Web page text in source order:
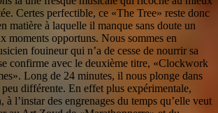
Certes perfectible, ce «The Tree» reste donc
matière à laquelle il manque sans doute un
moments opportuns. Nous sommes en
fouineur qui n’a de cesse de nourrir sa
confirme avec le deuxième titre, «Clockwork
Long de 24 minutes, il nous plonge dans
différente. En effet plus expérimentale,
à l’instar des engrenages du temps qu’elle veut